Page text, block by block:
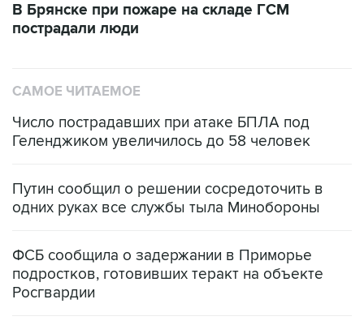
В Брянске при пожаре на складе ГСМ
пострадали люди
САМОЕ ЧИТАЕМОЕ
Число пострадавших при атаке БПЛА под
Геленджиком увеличилось до 58 человек
Путин сообщил о решении сосредоточить в
одних руках все службы тыла Минобороны
ФСБ сообщила о задержании в Приморье
подростков, готовивших теракт на объекте
Росгвардии